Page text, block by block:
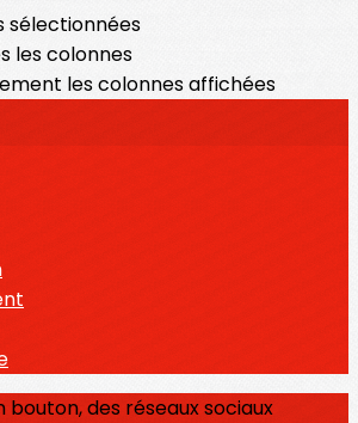
sélectionnées
les colonnes
les colonnes affichées
bouton, des réseaux sociaux